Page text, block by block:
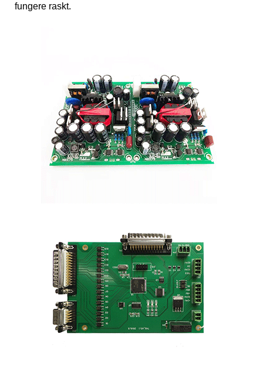
fungere raskt.